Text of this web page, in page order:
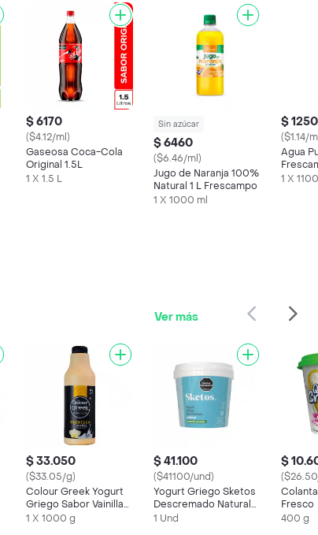
$ 6170
($4.12/ml)
Gaseosa Coca-Cola
Original 1.5L
1 X 1.5 L
Sin azúcar
$ 6460
($6.46/ml)
Jugo de Naranja 100%
Natural 1 L Frescampo
1 X 1000 ml
$ 1250
($1.14/
Agua
1 X
Ver más
$ 33.050
($33.05/g)
Colour Greek Yogurt
Griego Sabor Vainilla
Francesa
1 X 1000 g
$ 41.100
($41100/und)
Yogurt Griego Sketos
Descremado Natural
(1000 Gr)
1 Und
$
Fresco
400 g